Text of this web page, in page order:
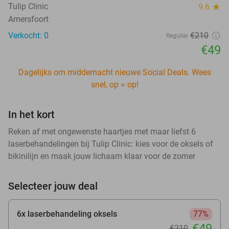
Tulip Clinic 9.6 star
Amersfoort
Verkocht: 0
Regulier €210
€49
Dagelijks om middernacht nieuwe Social Deals. Wees
snel, op = op!
In het kort
Reken af met ongewenste haartjes met maar liefst 6
laserbehandelingen bij Tulip Clinic: kies voor de oksels of
bikinilijn en maak jouw lichaam klaar voor de zomer
Selecteer jouw deal
6x laserbehandeling oksels
77%